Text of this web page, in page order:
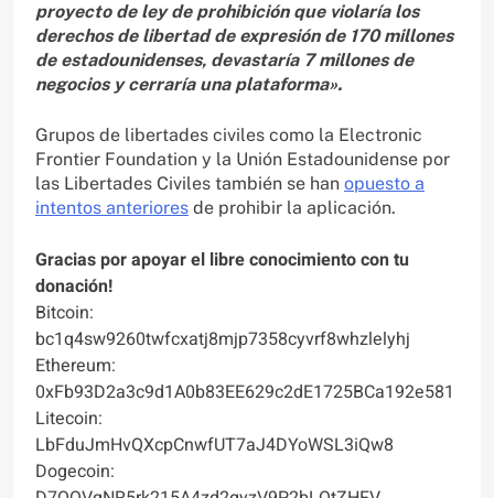
proyecto de ley de prohibición que violaría los
derechos de libertad de expresión de 170 millones
de estadounidenses, devastaría 7 millones de
negocios y cerraría una plataforma».
Grupos de libertades civiles como la Electronic
Frontier Foundation y la Unión Estadounidense por
las Libertades Civiles también se han opuesto a
intentos anteriores de prohibir la aplicación.
Gracias por apoyar el libre conocimiento con tu
donación!
Bitcoin:
bc1q4sw9260twfcxatj8mjp7358cyvrf8whzlelyhj
Ethereum:
0xFb93D2a3c9d1A0b83EE629c2dE1725BCa192e581
Litecoin:
LbFduJmHvQXcpCnwfUT7aJ4DYoWSL3iQw8
Dogecoin: